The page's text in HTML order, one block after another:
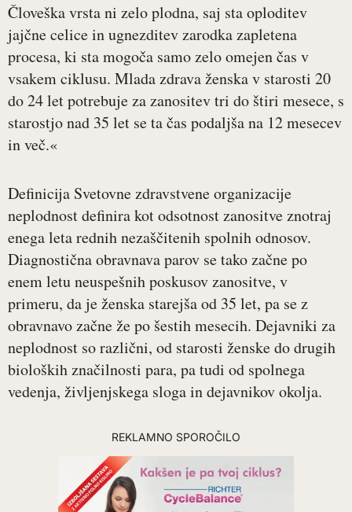
Človeška vrsta ni zelo plodna, saj sta oploditev
jajčne celice in ugnezditev zarodka zapletena
procesa, ki sta mogoča samo zelo omejen čas v
vsakem ciklusu. Mlada zdrava ženska v starosti 20
do 24 let potrebuje za zanositev tri do štiri mesece, s
starostjo nad 35 let se ta čas podaljša na 12 mesecev
in več.«
Definicija Svetovne zdravstvene organizacije
neplodnost definira kot odsotnost zanositve znotraj
enega leta rednih nezaščitenih spolnih odnosov.
Diagnostična obravnava parov se tako začne po
enem letu neuspešnih poskusov zanositve, v
primeru, da je ženska starejša od 35 let, pa se z
obravnavo začne že po šestih mesecih. Dejavniki za
neplodnost so različni, od starosti ženske do drugih
bioloških značilnosti para, pa tudi od spolnega
vedenja, življenjskega sloga in dejavnikov okolja.
REKLAMNO SPOROČILO